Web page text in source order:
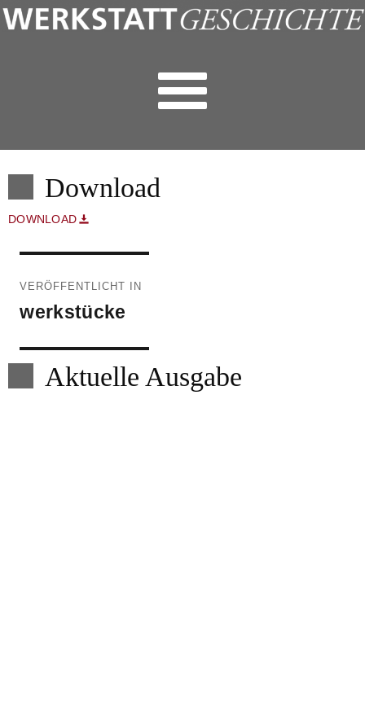
Download
DOWNLOAD
VERÖFFENTLICHT IN
werkstücke
Aktuelle Ausgabe